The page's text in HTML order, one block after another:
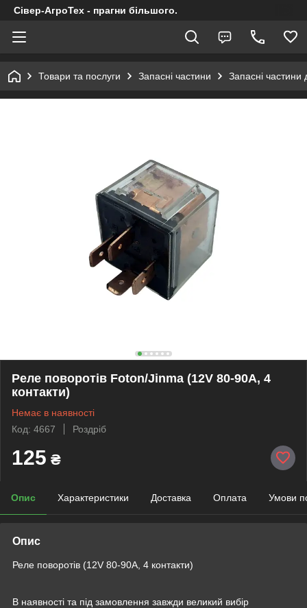
Сівер-АгроТех - прагни більшого.
Товари та послуги Запасні частини Запасні
Реле поворотів Foton/Jinma (12V 80-90A, 4
контакти)
Немає в наявності
Код: 4667
Роздріб
125 ₴
Опис Характеристики Доставка Оплата Умови
Опис
Реле поворотів (12V 80-90A, 4 контакти)
В наявності та під замовлення завжди великий вибір